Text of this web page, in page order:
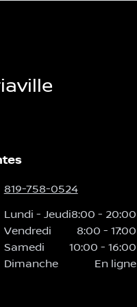
819-758-0524
Lundi - Jeudi8:00 - 20:00
Vendredi
8:00 - 17:00
Samedi
10:00 - 16:00
Dimanche
En ligne